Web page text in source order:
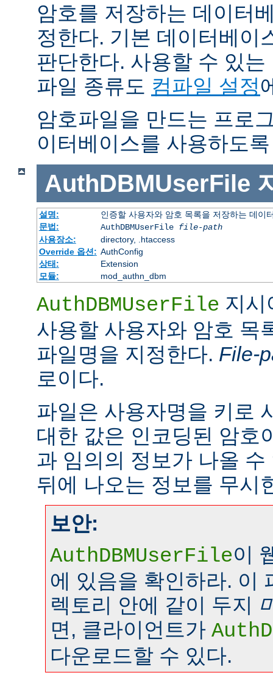
암호를 저장하는 데이터
정한다. 기본 데이터베이
판단한다. 사용할 수 있
파일 종류도 컴파일 설정
암호파일을 만드는 프로
이터베이스를 사용하도
AuthDBMUserFile
설명:
인증할 사용자와 암호 목록을 저장하는 데이
문법:
AuthDBMUserFile file-path
사용장소:
directory, .htaccess
Override 옵션: AuthConfig
상태:
Extension
모듈:
mod_authn_dbm
AuthDBMUserFile 지시
사용할 사용자와 암호 목
파일명을 지정한다. File-
로이다.
파일은 사용자명을 키로
대한 값은 인코딩된 암호
과 임의의 정보가 나올
뒤에 나오는 정보를 무시
보안:
AuthDBMUserFile이
에 있음을 확인하라. 이
렉토리 안에 같이 두지
면, 클라이언트가
다운로드할 수 있다.